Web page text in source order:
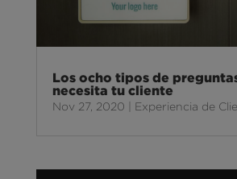
Los ocho tipos de
necesita tu cliente
Nov 27, 2020 Experiencia de